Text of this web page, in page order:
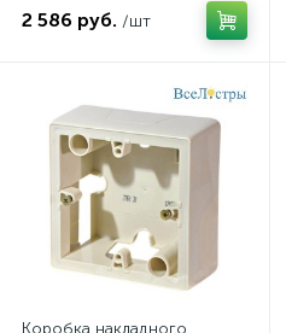
2 586 руб. /шт
Коробка накладного